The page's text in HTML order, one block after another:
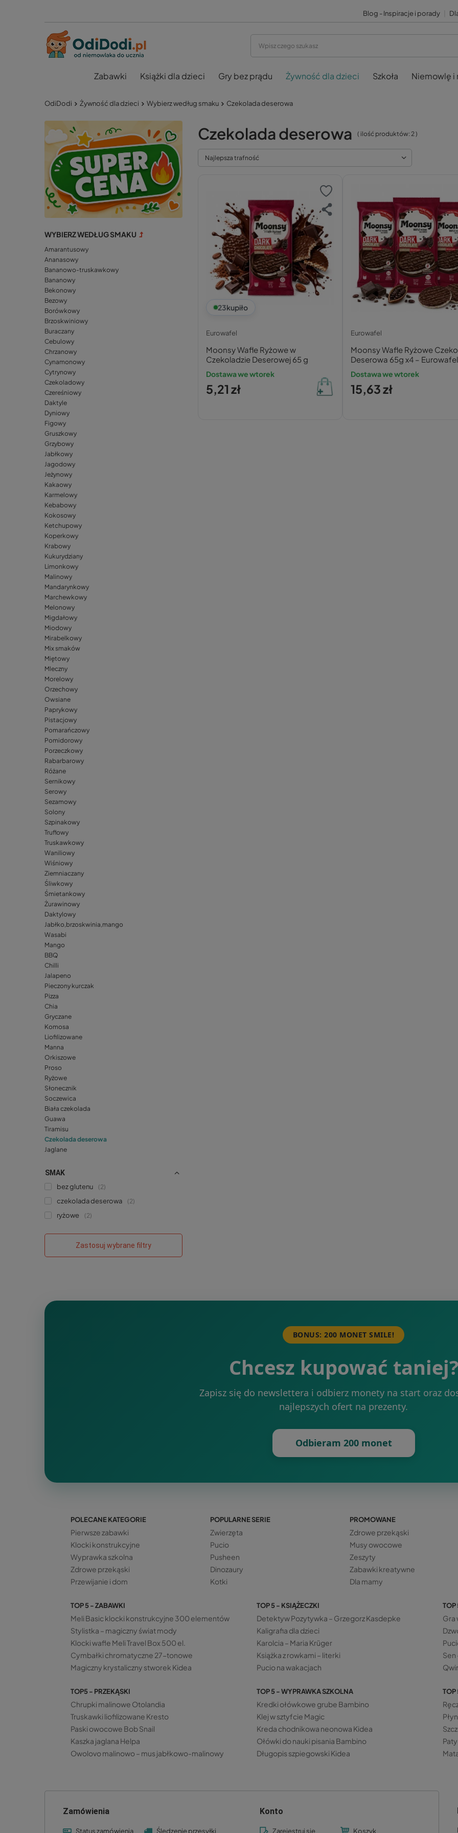
Blog - Inspiracje i porady
Zabawki Książki dla dzieci Gry bez prądu Żywność dla dzieci Szkoła Niemowlę i
OdiDodi Żywność dla dzieci Wybierz według smaku Czekolada deserowa
WYBIERZ WEDŁUG SMAKU
Amarantusowy
Ananasowy
Bananowo-truskawkowy
Bananowy
Bekonowy
Bezowy
Borówkowy
Brzoskwiniowy
Buraczany
Cebulowy
Chrzanowy
Cynamonowy
Cytrynowy
Czekoladowy
Czereśniowy
Daktyle
Dyniowy
Figowy
Gruszkowy
Grzybowy
Jabłkowy
Jagodowy
Jeżynowy
Kakaowy
Karmelowy
Kebabowy
Kokosowy
Ketchupowy
Koperkowy
Krabowy
Kukurydziany
Limonkowy
Malinowy
Mandarynkowy
Marchewkowy
Melonowy
Migdałowy
Miodowy
Mirabelkowy
Mix smaków
Miętowy
Mleczny
Morelowy
Orzechowy
Owsiane
Paprykowy
Pistacjowy
Pomarańczowy
Pomidorowy
Porzeczkowy
Rabarbarowy
Różane
Sernikowy
Serowy
Sezamowy
Solony
Szpinakowy
Truflowy
Truskawkowy
Waniliowy
Wiśniowy
Ziemniaczany
Śliwkowy
Śmietankowy
Żurawinowy
Daktylowy
Jabłko,brzoskwinia,mango
Wasabi
Mango
BBQ
Chilli
Jalapeno
Pieczony kurczak
Pizza
Chia
Gryczane
Komosa
Liofilizowane
Manna
Orkiszowe
Proso
Ryżowe
Słonecznik
Soczewica
Biała czekolada
Guawa
Tiramisu
Czekolada deserowa
Jaglane
SMAK
bez glutenu
2
czekolada deserowa 2
ryżowe 2
Zastosuj wybrane filtry
Czekolada deserowa ( ilość produktów: 2 )
Najlepsza trafność
23kupiło
Eurowafel
Moonsy Wafle Ryżowe w
Czekoladzie Deserowej 65 g
Dostawa we wtorek
5,21 zł
Eurowafel
Moonsy Wafle Ryżowe
Deserowa 65g x4 – Eurowafel
Dostawa we wtorek
15,63 zł
BONUS: 200 MONET SMILE!
Chcesz kupować taniej?
Zapisz się do newslettera i odbierz monety na start oraz
najlepszych ofert na prezenty.
Odbieram 200 monet
POLECANE KATEGORIE
Pierwsze zabawki
Klocki konstrukcyjne
Wyprawka szkolna
Zdrowe przekąski
Przewijanie i dom
POPULARNE SERIE
Zwierzęta
Pucio
Pusheen
Dinozaury
Kotki
PROMOWANE
Zdrowe przekąski
Musy owocowe
Zeszyty
Zabawki kreatywne
Dla mamy
TOP 5 - ZABAWKI
Meli Basic klocki konstrukcyjne 300 elementów
Stylistka – magiczny świat mody
Klocki wafle Meli Travel Box 500 el.
Cymbałki chromatyczne 27-tonowe
Magiczny krystaliczny stworek Kidea
TOP 5 - KSIĄŻECZKI
Detektyw Pozytywka – Grzegorz Kasdepke
Kaligrafia dla dzieci
Karolcia – Maria Krüger
Książka z rowkami – literki
Pucio na wakacjach
TOP
Gra
Sen
TOP5 - PRZEKĄSKI
Chrupki malinowe Otolandia
Truskawki liofilizowane Kresto
Paski owocowe Bob Snail
Kaszka jaglana Helpa
Owolovo malinowo – mus jabłkowo-malinowy
TOP 5 - WYPRAWKA SZKOLNA
Kredki ołówkowe grube Bambino
Klej w sztyfcie Magic
Kreda chodnikowa neonowa Kidea
Ołówki do nauki pisania Bambino
Długopis szpiegowski Kidea
TOP
Zamówienia
Status zamówienia Śledzenie przesyłki
Konto
Zarejestruj się Koszyk